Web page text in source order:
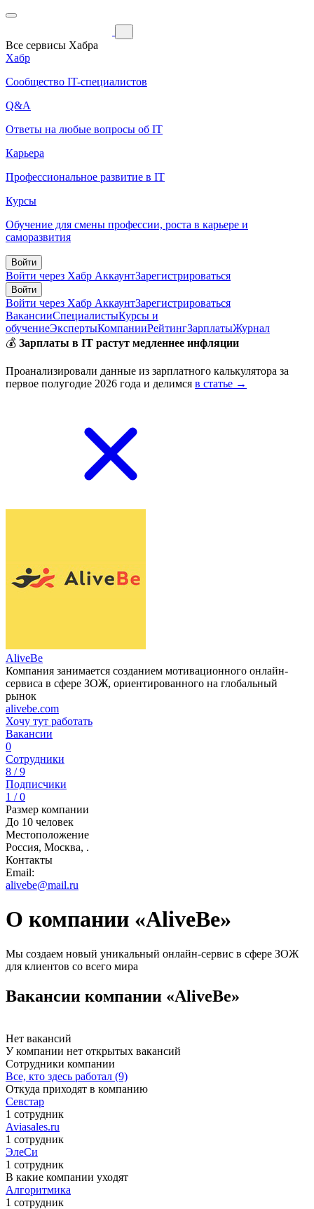
Все сервисы Хабра
Хабр
Сообщество IT-специалистов
Q&A
Ответы на любые вопросы об IT
Карьера
Профессиональное развитие в IT
Курсы
Обучение для смены профессии, роста в карьере и
саморазвития
Войти
Войти через Хабр АккаунтЗарегистрироваться
Войти
Войти через Хабр АккаунтЗарегистрироваться
ВакансииСпециалистыКурсы и
обучениеЭкспертыКомпанииРейтингЗарплатыЖурнал
💰 Зарплаты в IT растут медленнее инфляции
Проанализировали данные из зарплатного калькулятора за
первое полугодие 2026 года и делимся в статье →
AliveBe
Компания занимается созданием мотивационного онлайн-
сервиса в сфере ЗОЖ, ориентированного на глобальный
рынок
alivebe.com
Хочу тут работать
Вакансии
0
Сотрудники
8 / 9
Подписчики
1 / 0
Размер компании
До 10 человек
Местоположение
Россия, Москва, .
Контакты
Email:
alivebe@mail.ru
О компании «AliveBe»
Мы создаем новый уникальный онлайн-сервис в сфере ЗОЖ
для клиентов со всего мира
Вакансии компании «AliveBe»
Нет вакансий
У компании нет открытых вакансий
Сотрудники компании
Все, кто здесь работал (9)
Откуда приходят в компанию
Севстар
1 сотрудник
Aviasales.ru
1 сотрудник
ЭлеСи
1 сотрудник
В какие компании уходят
Алгоритмика
1 сотрудник